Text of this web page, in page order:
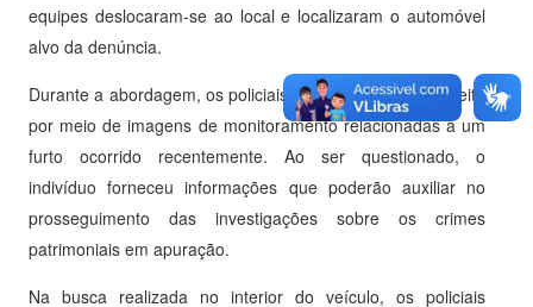
equipes deslocaram-se ao local e localizaram o automóvel
alvo da denúncia.
Durante a abordagem, os policiais reconheceram o suspeito
por meio de imagens de monitoramento relacionadas a um
furto ocorrido recentemente. Ao ser questionado, o
indivíduo forneceu informações que poderão auxiliar no
prosseguimento das investigações sobre os crimes
patrimoniais em apuração.
Na busca realizada no interior do veículo, os policiais